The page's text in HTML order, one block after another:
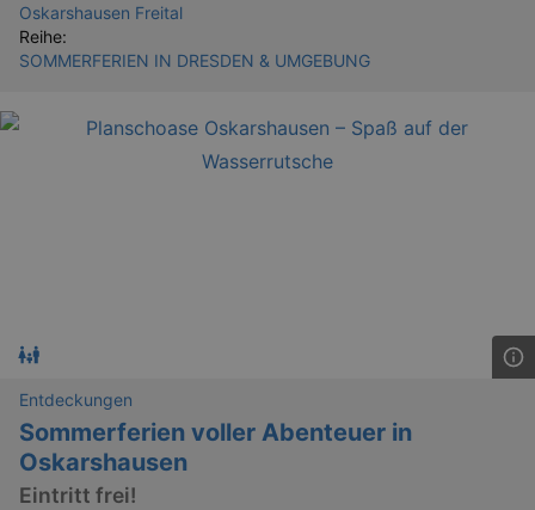
Oskarshausen Freital
Reihe:
SOMMERFERIEN IN DRESDEN & UMGEBUNG
Entdeckungen
Sommerferien voller Abenteuer in
Oskarshausen
Eintritt frei!